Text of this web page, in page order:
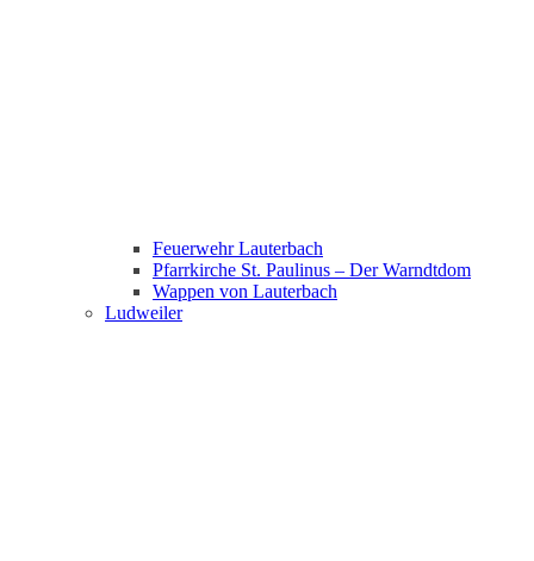
Feuerwehr Lauterbach
Pfarrkirche St. Paulinus – Der Warndtdom
Wappen von Lauterbach
Ludweiler